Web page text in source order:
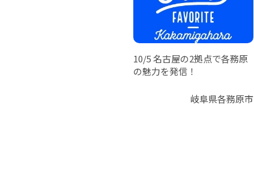
10/5 名古屋の2拠点で各務原
の魅力を発信！
岐阜県各務原市